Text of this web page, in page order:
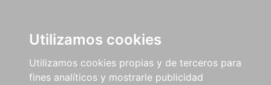
Utilizamos cookies
Utilizamos cookies propias y de terceros para
fines analíticos y mostrarle publicidad